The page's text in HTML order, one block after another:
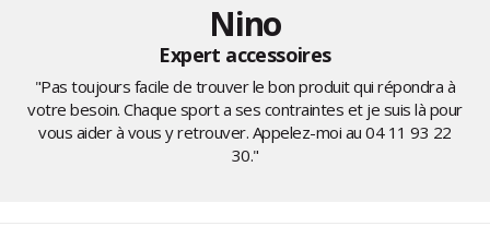
Nino
Expert accessoires
"Pas toujours facile de trouver le bon produit qui répondra à
votre besoin. Chaque sport a ses contraintes et je suis là pour
vous aider à vous y retrouver. Appelez-moi au04 11 93 22
30."